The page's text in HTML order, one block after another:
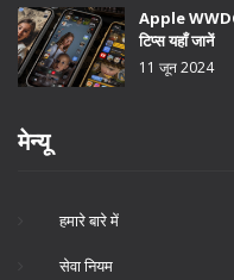
Apple
टिप्स यहाँ जानें
11 जून 2024
मेन्यू
हमारे बारे में
सेवा नियम